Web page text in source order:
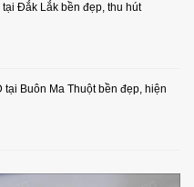
Đắk Lắk bền đẹp, thu hút
tại Buôn Ma Thuột bền đẹp, hiện